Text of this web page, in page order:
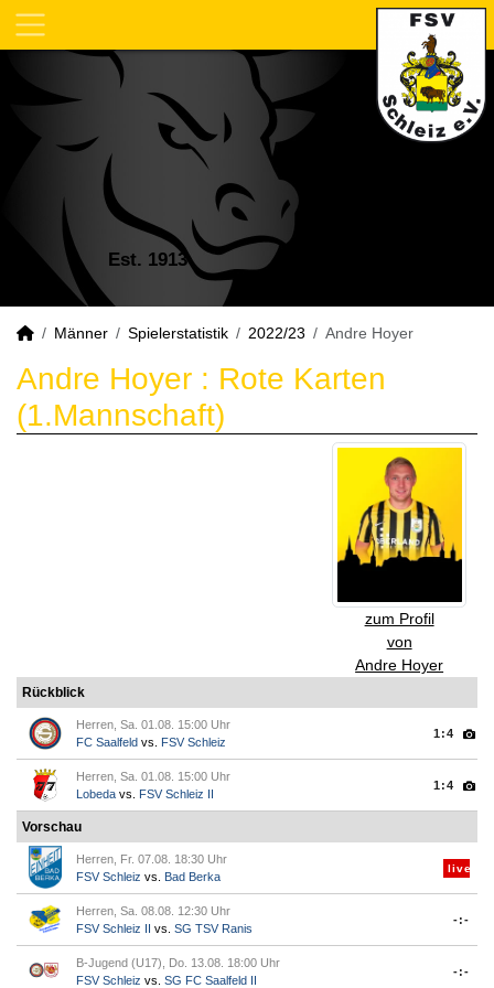
Est. 1913
Männer Spielerstatistik 2022/23 Andre Hoyer
Andre Hoyer : Rote Karten
(1.Mannschaft)
zum Profil
von
Andre Hoyer
Rückblick
Herren, Sa. 01.08. 15:00 Uhr
FC Saalfeld vs. FSV Schleiz
1:4
Herren, Sa. 01.08. 15:00 Uhr
Lobeda vs. FSV Schleiz II
1:4
Vorschau
Herren, Fr. 07.08. 18:30 Uhr
FSV Schleiz vs. Bad Berka
live
Herren, Sa. 08.08. 12:30 Uhr
FSV Schleiz II vs. SG TSV Ranis
-:-
B-Jugend (U17), Do. 13.08. 18:00 Uhr
FSV Schleiz vs. SG FC Saalfeld II
-:-